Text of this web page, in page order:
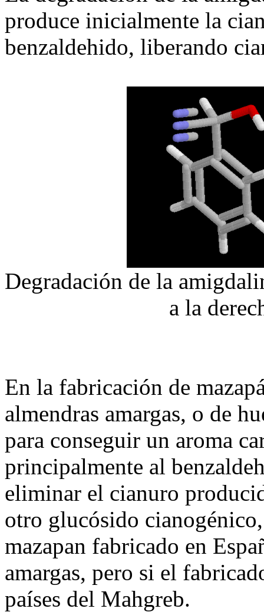
produce inicialmente la
benzaldehido, liberando
Degradación de la
a la
En la fabricación de
almendras amargas, o de
para conseguir un aroma
principalmente al
eliminar el cianuro
otro glucósido
mazapan fabricado en
amargas, pero si el
países del Mahgreb.